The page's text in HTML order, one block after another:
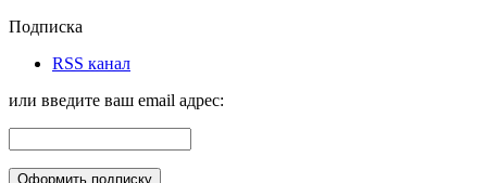
Подписка
RSS канал
или введите ваш email адрес: